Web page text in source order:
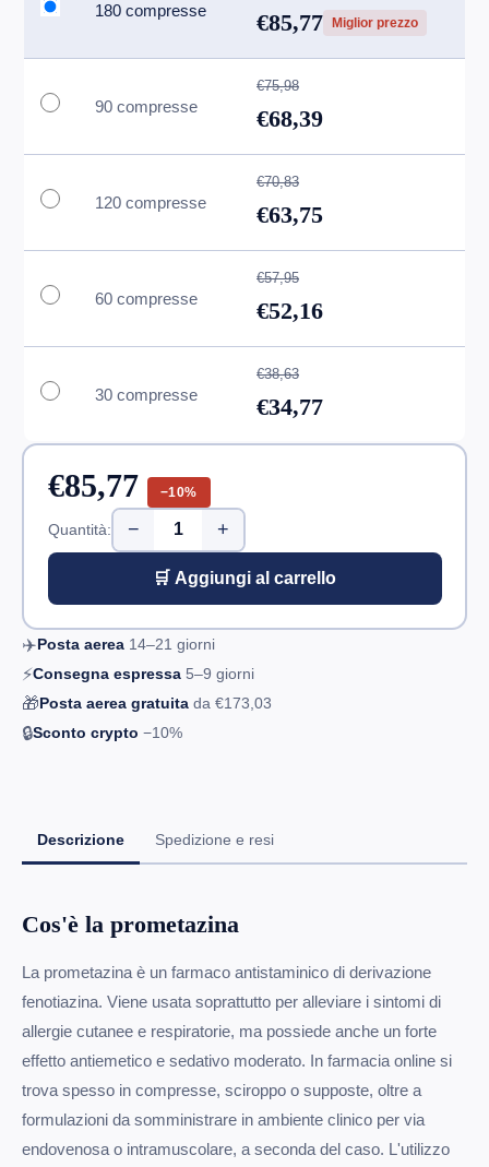
180 compresse €85,77 Miglior prezzo
90 compresse
€75,98
€68,39
120 compresse
€70,83
€63,75
60 compresse
€57,95
€52,16
30 compresse
€38,63
€34,77
€85,77 −10%
Quantità: − +
🛒 Aggiungi al carrello
✈️Posta aerea 14–21 giorni
⚡Consegna espressa 5–9 giorni
🎁Posta aerea gratuita da €173,03
🔒Sconto crypto −10%
Descrizione Spedizione e resi
Cos'è la prometazina
La prometazina è un farmaco antistaminico di derivazione
fenotiazina. Viene usata soprattutto per alleviare i sintomi di
allergie cutanee e respiratorie, ma possiede anche un forte
effetto antiemetico e sedativo moderato. In farmacia online si
trova spesso in compresse, sciroppo o supposte, oltre a
formulazioni da somministrare in ambiente clinico per via
endovenosa o intramuscolare, a seconda del caso. L'utilizzo